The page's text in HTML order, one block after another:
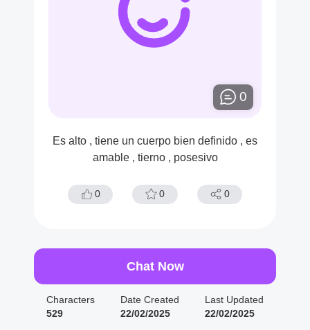
0
Es alto , tiene un cuerpo bien definido , es
amable , tierno , posesivo
0 0 0
Chat Now
Characters
529
Date Created
22/02/2025
Last Updated
22/02/2025